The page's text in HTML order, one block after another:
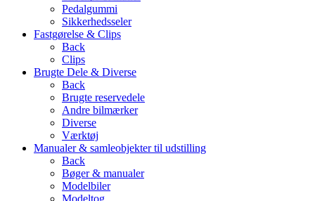
Pedalgummi
Sikkerhedsseler
Fastgørelse & Clips
Back
Clips
Brugte Dele & Diverse
Back
Brugte reservedele
Andre bilmærker
Diverse
Værktøj
Manualer & samleobjekter til udstilling
Back
Bøger & manualer
Modelbiler